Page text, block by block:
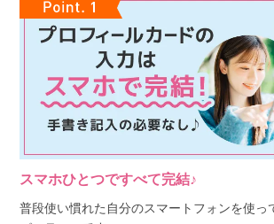
スマホひとつですべて完結♪
普段使い慣れた自分のスマートフォンを使っ